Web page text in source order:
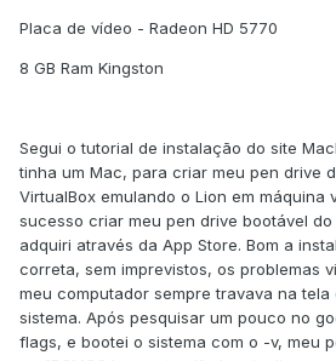
Placa de vídeo - Radeon HD 5770
8 GB Ram Kingston
Segui o tutorial de instalação do site
tinha um Mac, para criar meu pen drive
VirtualBox emulando o Lion em máquina
sucesso criar meu pen drive bootável
adquiri através da App Store. Bom a
correta, sem imprevistos, os problemas
meu computador sempre travava na
sistema. Após pesquisar um pouco no
flags, e bootei o sistema com o -v, meu